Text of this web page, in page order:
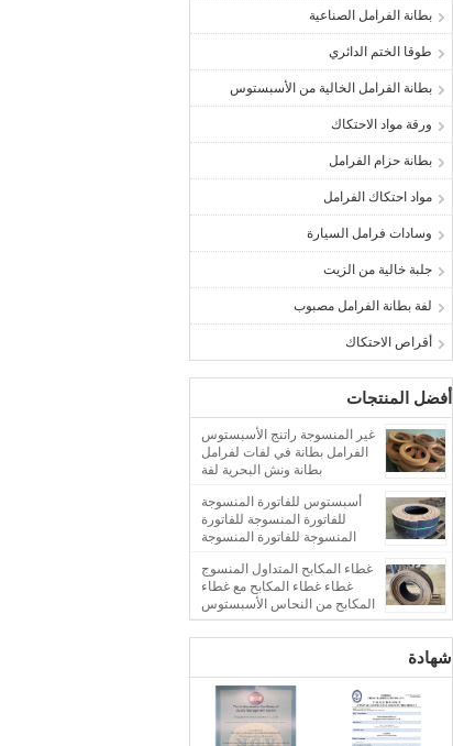
بطانة الفرامل الصناعية
طوقا الختم الدائري
بطانة الفرامل الخالية من الأسبستوس
ورقة مواد الاحتكاك
بطانة حزام الفرامل
مواد احتكاك الفرامل
وسادات فرامل السيارة
جلبة خالية من الزيت
لفة بطانة الفرامل مصبوب
أقراص الاحتكاك
أفضل المنتجات
غير المنسوجة راتنج الأسبستوس
الفرامل بطانة في لفات لفرامل
بطانة ونش البحرية لفة
أسبستوس للفاتورة المنسوجة
للفاتورة المنسوجة للفاتورة
المنسوجة للفاتورة المنسوجة
غطاء المكابح المتداول المنسوج
غطاء غطاء المكابح مع غطاء
المكابح من النحاس الأسبستوس
شهادة